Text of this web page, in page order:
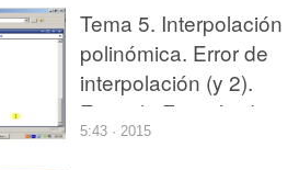
Tema 5. Interpolación
polinómica. Error de
interpolación (y 2).
Ejemplo Función de
Runge con nodos
5:43 · 2015